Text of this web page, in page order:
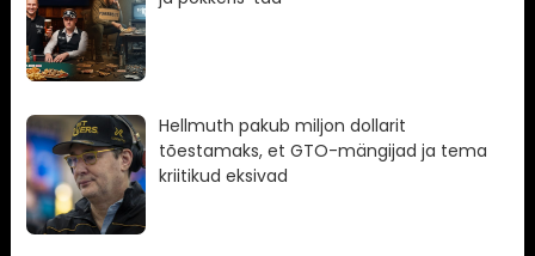
Hellmuth pakub miljon dollarit
tõestamaks, et GTO-mängijad ja tema
kriitikud eksivad